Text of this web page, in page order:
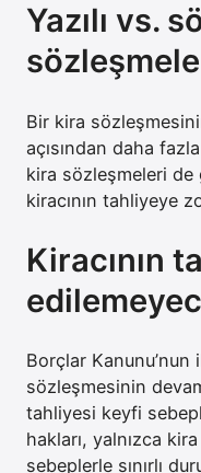
Yazılı vs.
Bir kira
açısından daha
kira sözleşmeleri de
kiracının tahliyeye
Kiracının
Borçlar
sözleşmesinin
tahliyesi keyfi
hakları, yalnızca
sebeplerle sınırlı